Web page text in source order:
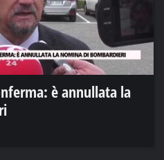
è annullata la